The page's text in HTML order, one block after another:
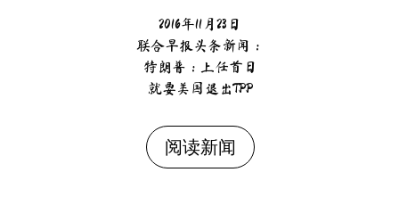
2016年11月23日
联合早报头条新闻：
特朗普：上任首日
就要美国退出TPP
阅读新闻